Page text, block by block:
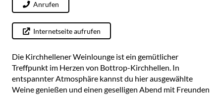
Anrufen
Internetseite aufrufen
Die Kirchhellener Weinlounge ist ein gemütlicher
Treffpunkt im Herzen von Bottrop-Kirchhellen. In
entspannter Atmosphäre kannst du hier ausgewählte
Weine genießen und einen geselligen Abend mit Freunden